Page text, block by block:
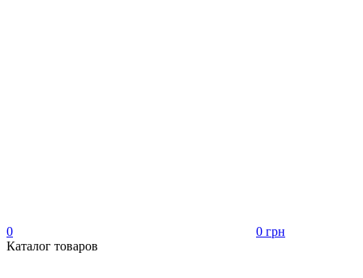
0
0 грн
Каталог товаров